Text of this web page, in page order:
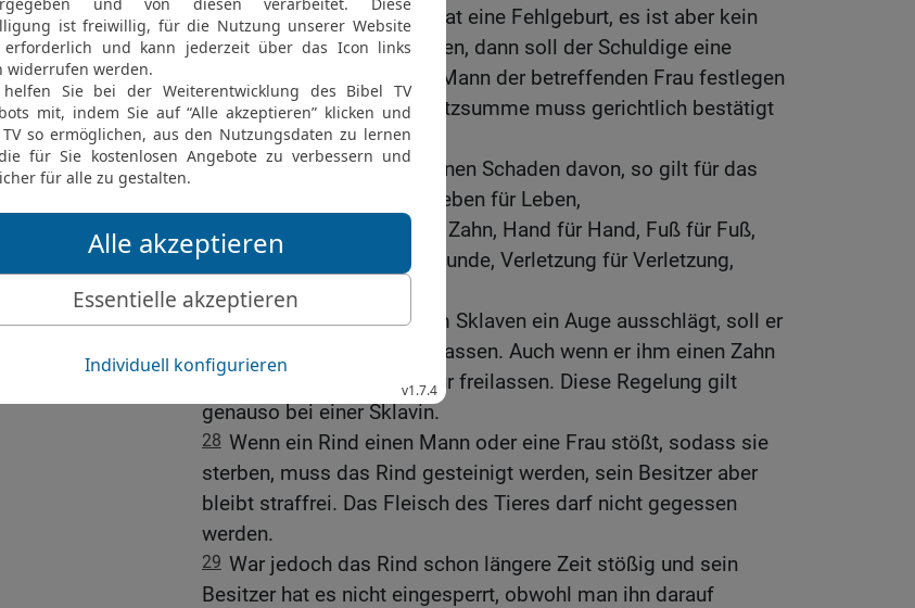
schwangere Frau und sie hat eine Fehlgeburt, es ist aber kein
weiterer Schaden entstanden, dann soll der Schuldige eine
Geldstrafe zahlen, die der Mann der betreffenden Frau festlegen
kann. Die Zahlung der Ersatzsumme muss gerichtlich bestätigt
werden.
23 Trägt jedoch die Frau einen Schaden davon, so gilt für das
Strafmaß der Grundsatz: Leben für Leben,
Auge für Auge, Zahn für Zahn, Hand für Hand, Fuß für Fuß,
25 Brandwunde für Brandwunde, Verletzung für Verletzung,
Strieme für Strieme.
26-27
Wenn jemand seinem Sklaven ein Auge ausschlägt, soll er
ihn zur Entschädigung freilassen. Auch wenn er ihm einen Zahn
ausschlägt, soll er ihn dafür freilassen. Diese Regelung gilt
genauso bei einer Sklavin.
28 Wenn ein Rind einen Mann oder eine Frau stößt, sodass sie
sterben, muss das Rind gesteinigt werden, sein Besitzer aber
bleibt straffrei. Das Fleisch des Tieres darf nicht gegessen
werden.
29 War jedoch das Rind schon längere Zeit stößig und sein
Besitzer hat es nicht eingesperrt, obwohl man ihn darauf